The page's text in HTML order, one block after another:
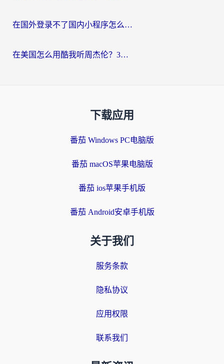
在国外登录不了国内小程序怎么办？选对回国加速器，轻松解锁国内资源
在美国怎么用酷我听周杰伦？3步搞定海外听歌难题
下载应用
番茄 Windows PC电脑版
番茄 macOS苹果电脑版
番茄 ios苹果手机版
番茄 Android安卓手机版
关于我们
服务条款
隐私协议
应用权限
联系我们